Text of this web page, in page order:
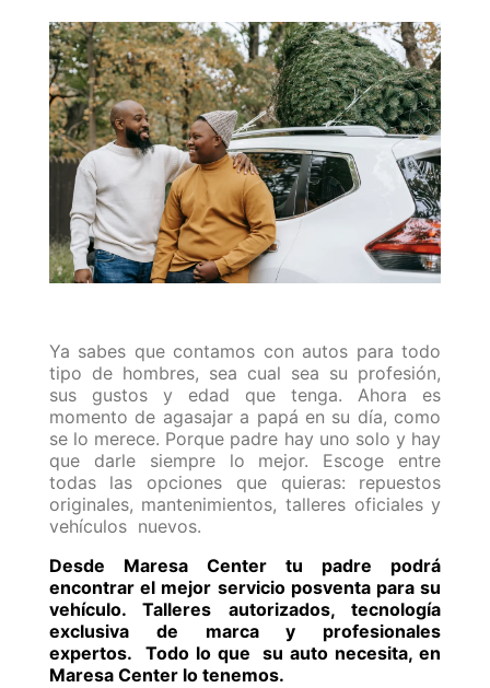
Ya sabes que contamos con autos para todo
tipo de hombres, sea cual sea su profesión,
sus gustos y edad que tenga. Ahora es
momento de agasajar a papá en su día, como
se lo merece. Porque padre hay uno solo y hay
que darle siempre lo mejor. Escoge entre
todas las opciones que quieras: repuestos
originales, mantenimientos, talleres oficiales y
vehículos nuevos.
Desde Maresa Center tu padre podrá
encontrar el mejor servicio posventa para su
vehículo. Talleres autorizados, tecnología
exclusiva de marca y profesionales
expertos. Todo lo que su auto necesita, en
Maresa Center lo tenemos.